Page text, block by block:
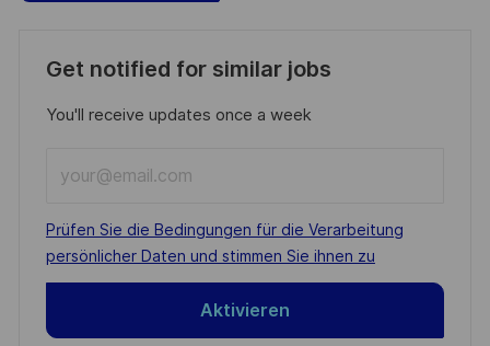
Get notified for similar jobs
You'll receive updates once a week
Email
address
(Required)
Required
Prüfen Sie die Bedingungen für die Verarbeitung
persönlicher Daten und stimmen Sie ihnen zu
Aktivieren